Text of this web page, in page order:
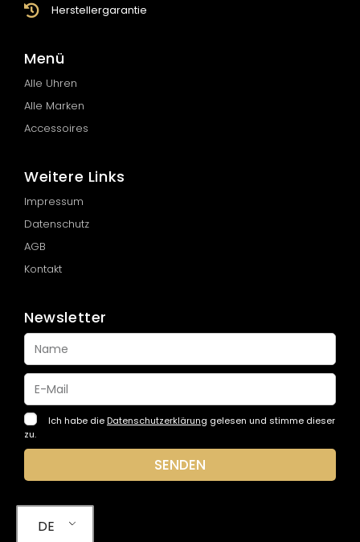
Herstellergarantie
Menü
Alle Uhren
Alle Marken
Accessoires
Weitere Links
Impressum
Datenschutz
AGB
Kontakt
Newsletter
Ich habe dieDatenschutzerklärung gelesen und stimme dieser
zu.
SENDEN
DE